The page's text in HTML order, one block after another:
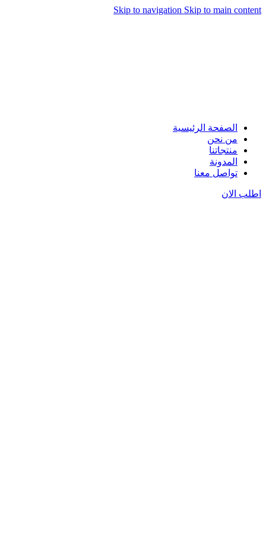
Skip to navigation Skip to main content
الصفحة الرئيسية
من نحن
منتجاتنا
المدونة
تواصل معنا
اطلب الان